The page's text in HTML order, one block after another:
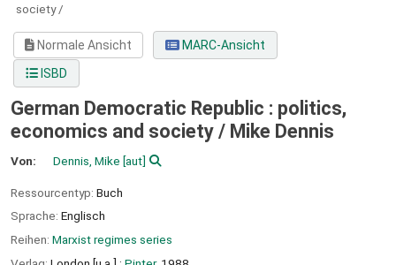
society /
Normale Ansicht
MARC-Ansicht
ISBD
German Democratic Republic : politics,
economics and society / Mike Dennis
Von: Dennis, Mike [aut]
Ressourcentyp: Buch
Sprache: Englisch
Reihen: Marxist regimes series